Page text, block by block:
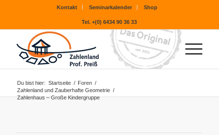
Kontakt Seminarkalender Shop
Tel. +(0) 6434 90 36 33
Du bist hier: Startseite / Foren /
Zahlenland und Zauberhafte Geometrie /
Zahlenhaus – Große Kindergruppe